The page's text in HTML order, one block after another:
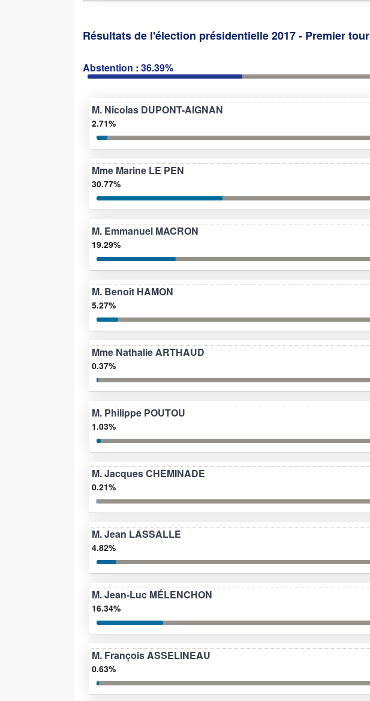
Résultats de l'élection présidentielle 2017 - Premier tour
Abstention : 36.39%
M. Nicolas DUPONT-AIGNAN
2.71%
Mme Marine LE PEN
30.77%
M. Emmanuel MACRON
19.29%
M. Benoît HAMON
5.27%
Mme Nathalie ARTHAUD
0.37%
M. Philippe POUTOU
1.03%
M. Jacques CHEMINADE
0.21%
M. Jean LASSALLE
4.82%
M. Jean-Luc MÉLENCHON
16.34%
M. François ASSELINEAU
0.63%